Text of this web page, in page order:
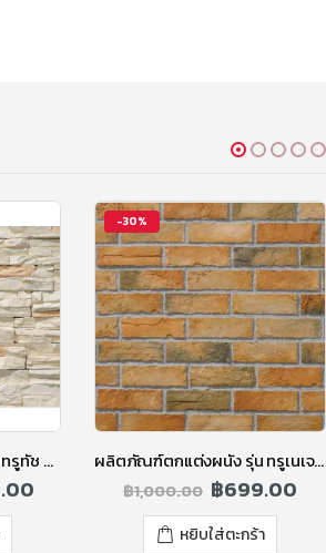
ผลิตภัณฑ์ตกแต่งผนัง รุ่น ทรูทัช ทูโทน สีชิฟฟ่อนไวท์
-30%
ผลิตภัณฑ์ตกแต่งผนัง รุ่น ทรูเนเจอร์ รัสติคบริค สีน้ำตาล
฿1,000.00 ฿699.00
หยิบใส่ตะกร้า